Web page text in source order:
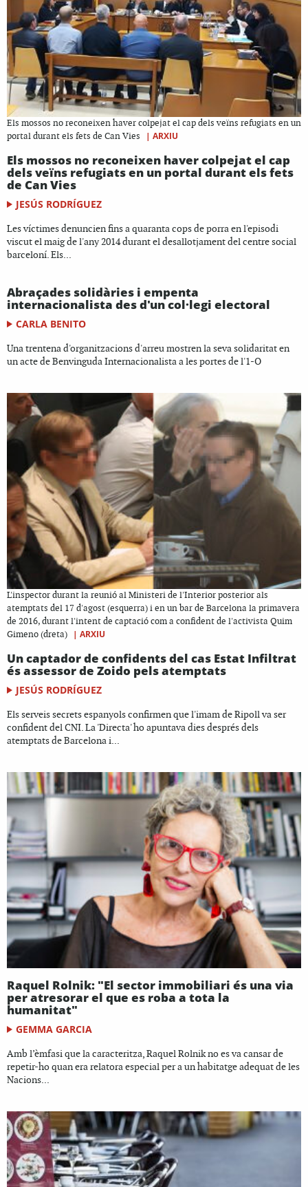
Els mossos no reconeixen haver colpejat el cap dels veïns refugiats en un
portal durant els fets de Can Vies
| ARXIU
Els mossos no reconeixen haver colpejat el cap
dels veïns refugiats en un portal durant els fets
de Can Vies
JESÚS RODRÍGUEZ
Les víctimes denuncien fins a quaranta cops de porra en l'episodi
viscut el maig de l'any 2014 durant el desallotjament del centre social
barceloní. Els...
Abraçades solidàries i empenta
internacionalista des d'un col·legi electoral
CARLA BENITO
Una trentena d'organitzacions d'arreu mostren la seva solidaritat en
un acte de Benvinguda Internacionalista a les portes de l'1-O
L'inspector durant la reunió al Ministeri de l'Interior posterior als
atemptats del 17 d'agost (esquerra) i en un bar de Barcelona la primavera
de 2016, durant l'intent de captació com a confident de l'activista Quim
Gimeno (dreta)
| ARXIU
Un captador de confidents del cas Estat Infiltrat
és assessor de Zoido pels atemptats
JESÚS RODRÍGUEZ
Els serveis secrets espanyols confirmen que l'imam de Ripoll va ser
confident del CNI. La 'Directa' ho apuntava dies després dels
atemptats de Barcelona i...
Raquel Rolnik: "El sector immobiliari és una via
per atresorar el que es roba a tota la
humanitat"
GEMMA GARCIA
Amb l’èmfasi que la caracteritza, Raquel Rolnik no es va cansar de
repetir-ho quan era relatora especial per a un habitatge adequat de les
Nacions...